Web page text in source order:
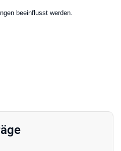
beeinflusst werden.